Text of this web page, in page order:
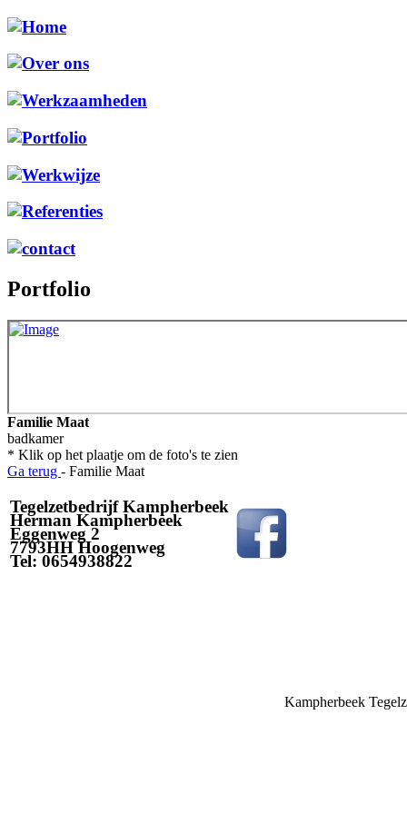
Portfolio
Familie Maat
badkamer
* Klik op het plaatje om de foto's te zien
Ga terug - Familie Maat
Tegelzetbedrijf Kampherbeek
Herman Kampherbeek
Eggenweg 2
7793HH Hoogenweg
Tel: 0654938822
Kampherbeek